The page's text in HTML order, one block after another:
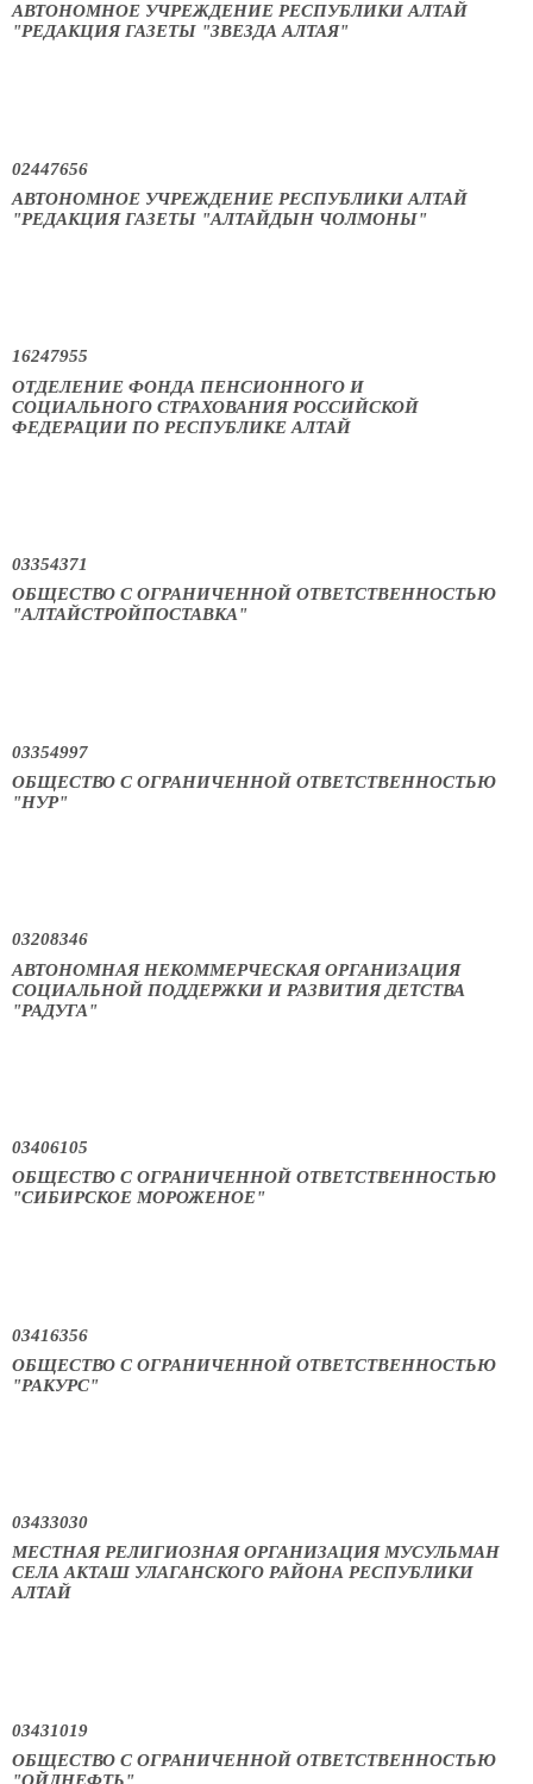
АВТОНОМНОЕ УЧРЕЖДЕНИЕ РЕСПУБЛИКИ АЛТАЙ
"РЕДАКЦИЯ ГАЗЕТЫ "ЗВЕЗДА АЛТАЯ"
02447656
АВТОНОМНОЕ УЧРЕЖДЕНИЕ РЕСПУБЛИКИ АЛТАЙ
"РЕДАКЦИЯ ГАЗЕТЫ "АЛТАЙДЫН ЧОЛМОНЫ"
16247955
ОТДЕЛЕНИЕ ФОНДА ПЕНСИОННОГО И
СОЦИАЛЬНОГО СТРАХОВАНИЯ РОССИЙСКОЙ
ФЕДЕРАЦИИ ПО РЕСПУБЛИКЕ АЛТАЙ
03354371
ОБЩЕСТВО С ОГРАНИЧЕННОЙ ОТВЕТСТВЕННОСТЬЮ
"АЛТАЙСТРОЙПОСТАВКА"
03354997
ОБЩЕСТВО С ОГРАНИЧЕННОЙ ОТВЕТСТВЕННОСТЬЮ
"НУР"
03208346
АВТОНОМНАЯ НЕКОММЕРЧЕСКАЯ ОРГАНИЗАЦИЯ
СОЦИАЛЬНОЙ ПОДДЕРЖКИ И РАЗВИТИЯ ДЕТСТВА
"РАДУГА"
03406105
ОБЩЕСТВО С ОГРАНИЧЕННОЙ ОТВЕТСТВЕННОСТЬЮ
"СИБИРСКОЕ МОРОЖЕНОЕ"
03416356
ОБЩЕСТВО С ОГРАНИЧЕННОЙ ОТВЕТСТВЕННОСТЬЮ
"РАКУРС"
03433030
МЕСТНАЯ РЕЛИГИОЗНАЯ ОРГАНИЗАЦИЯ МУСУЛЬМАН
СЕЛА АКТАШ УЛАГАНСКОГО РАЙОНА РЕСПУБЛИКИ
АЛТАЙ
03431019
ОБЩЕСТВО С ОГРАНИЧЕННОЙ ОТВЕТСТВЕННОСТЬЮ